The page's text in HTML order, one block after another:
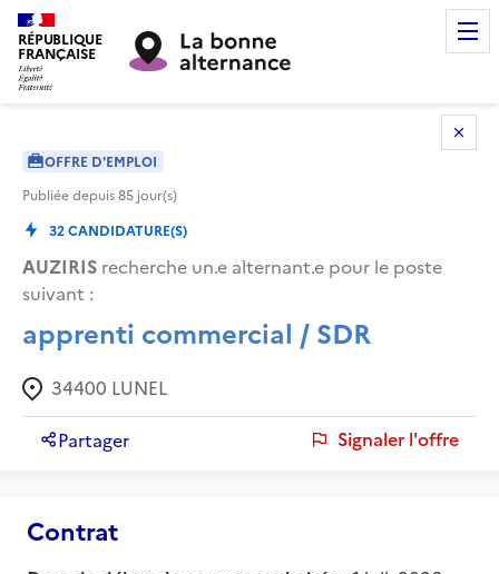
RÉPUBLIQUE
FRANÇAISE
OFFRE D'EMPLOI
Publiée depuis85 jour(s)
32CANDIDATURE(S)
AUZIRIS recherche un.e alternant.e pour le poste
suivant :
apprenti commercial / SDR
34400 LUNEL
Partager Signaler l'offre
Contrat